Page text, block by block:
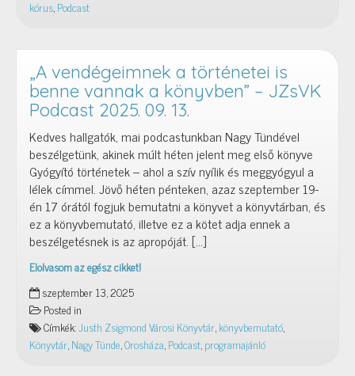
divattörténet
JZsVK
Podcast
2025.
10.
15.
kórus,Podcast
„A vendégeimnek a történetei is
benne vannak a könyvben” – JZsVK
Podcast 2025. 09. 13.
Kedves hallgatók, mai podcastunkban Nagy Tündével
beszélgetünk, akinek múlt héten jelent meg első könyve
Gyógyító történetek – ahol a szív nyílik és meggyógyul a
lélek címmel. Jövő héten pénteken, azaz szeptember 19-
én 17 órától fogjuk bemutatni a könyvet a könyvtárban, és
ez a könyvbemutató, illetve ez a kötet adja ennek a
beszélgetésnek is az apropóját. […]
Elolvasom az egész cikket!
„A
vendégeimnek
a
történetei
is
szeptember 13, 2025
Posted in
Címkék:Justh Zsigmond Városi Könyvtár,könyvbemutató,
Könyvtár,Nagy Tünde,Orosháza,Podcast,programajánló